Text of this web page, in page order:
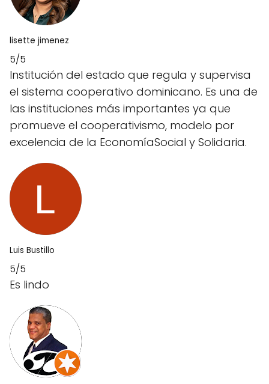
lisette jimenez
5/5
Institución del estado que regula y supervisa
el sistema cooperativo dominicano. Es una de
las instituciones más importantes ya que
promueve el cooperativismo, modelo por
excelencia de la EconomíaSocial y Solidaria.
Luis Bustillo
5/5
Es lindo